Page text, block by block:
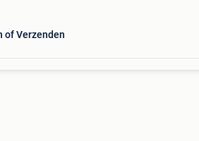
of Verzenden